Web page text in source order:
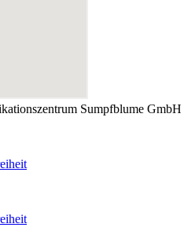
Sumpfblume GmbH